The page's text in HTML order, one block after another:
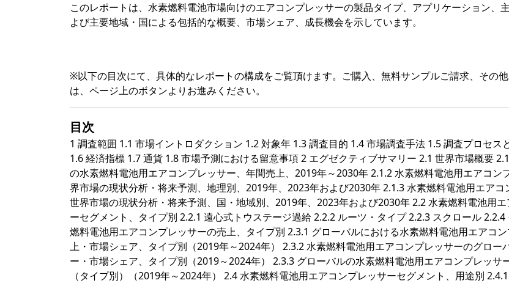
このレポートは、水素燃料電池市場向けのエアコンプレッサーの製品タイプ、アプリケーション、
よび主要地域・国による包括的な概要、市場シェア、成長機会を示しています。
※以下の目次にて、具体的なレポートの構成をご覧頂けます。ご購入、無料サンプルご請求、その
は、ページ上のボタンよりお進みください。
目次
1 調査範囲 1.1 市場イントロダクション 1.2 対象年 1.3 調査目的 1.4 市場調査手法 1.5 調査プロセス
1.6 経済指標 1.7 通貨 1.8 市場予測における留意事項 2 エグゼクティブサマリー 2.1 世界市場概要
の水素燃料電池用エアコンプレッサー、年間売上、2019年～2030年 2.1.2 水素燃料電池用エアコン
界市場の現状分析・将来予測、地理別、2019年、2023年および2030年 2.1.3 水素燃料電池用エアコ
世界市場の現状分析・将来予測、国・地域別、2019年、2023年および2030年 2.2 水素燃料電池用
ーセグメント、タイプ別 2.2.1 遠心式トウステージ過給 2.2.2 ルーツ・タイプ 2.2.3 スクロール 2.2.4
燃料電池用エアコンプレッサーの売上、タイプ別 2.3.1 グローバルにおける水素燃料電池用エアコ
上・市場シェア、タイプ別（2019年～2024年） 2.3.2 水素燃料電池用エアコンプレッサーのグロー
ー・市場シェア、タイプ別（2019～2024年） 2.3.3 グローバルの水素燃料電池用エアコンプレッサ
（タイプ別）（2019年～2024年） 2.4 水素燃料電池用エアコンプレッサーセグメント、用途別